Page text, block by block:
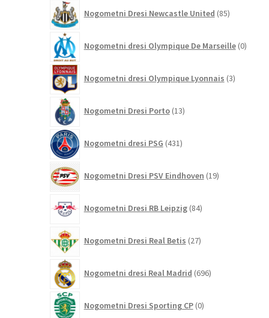
Nogometni Dresi Newcastle United 85izdelkov
Nogometni dresi Olympique De Marseille 0
Nogometni dresi Olympique Lyonnais 3izdelki
Nogometni Dresi Porto 13izdelkov
Nogometni dresi PSG 431izdelkov
Nogometni Dresi PSV Eindhoven 19izdelkov
Nogometni Dresi RB Leipzig 84izdelkov
Nogometni Dresi Real Betis 27izdelkov
Nogometni dresi Real Madrid 696izdelkov
Nogometni Dresi Sporting CP 0izdelkov